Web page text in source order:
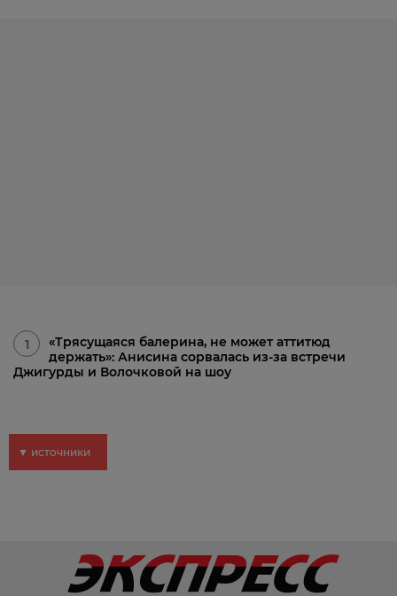
1
«Трясущаяся балерина, не может аттитюд
держать»: Анисина сорвалась из-за встречи
Джигурды и Волочковой на шоу
▼ источники